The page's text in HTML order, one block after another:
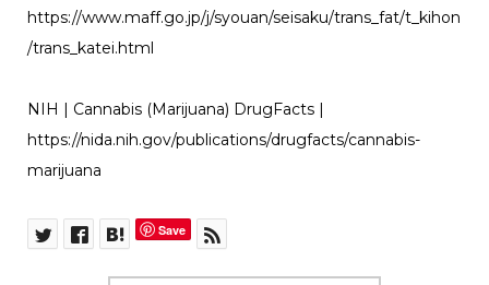
https://www.maff.go.jp/j/syouan/seisaku/trans_fat/t_kihon
/trans_katei.html
NIH | Cannabis (Marijuana) DrugFacts |
https://nida.nih.gov/publications/drugfacts/cannabis-
marijuana
Save